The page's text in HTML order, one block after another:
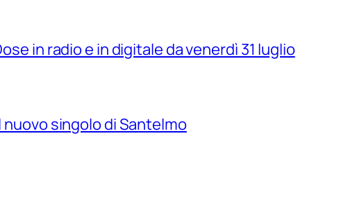
in radio e in digitale da venerdì 31 luglio
singolo di Santelmo